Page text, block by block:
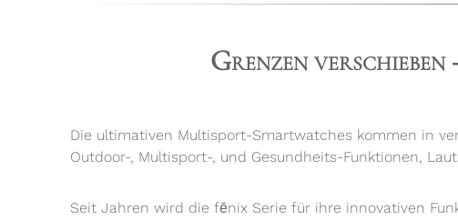
Grenzen
Die ultimativen Multisport-Smartwatches kommen in
Outdoor-, Multisport-, und Gesundheits-Funktionen,
Seit Jahren wird die fēnix Serie für ihre innovativen